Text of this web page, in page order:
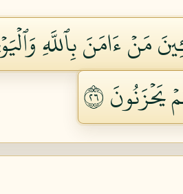
مَنۡ ءَامَنَ بِٱللَّهِ
٦٢